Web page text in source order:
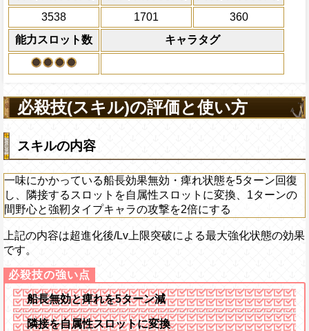
3538
1701
360
能力スロット数
キャラタグ
アクション
2ターンの間敵全体の
を30%下げ、強靭タ
げる
ダメージを受けた次のターン、自分
+150される/被ダメージ量上昇状態を
必殺技(スキル)の評価と使い方
スキルの内容
一味にかかっている船長効果無効・痺れ状態を5ターン回復
し、隣接するスロットを自属性スロットに変換、1ターンの
間野心と強靭タイプキャラの攻撃を2倍にする
上記の内容は超進化後/Lv上限突破による最大強化状態の効果
です。
船長無効と痺れを5ターン減
隣接を自属性スロットに変換